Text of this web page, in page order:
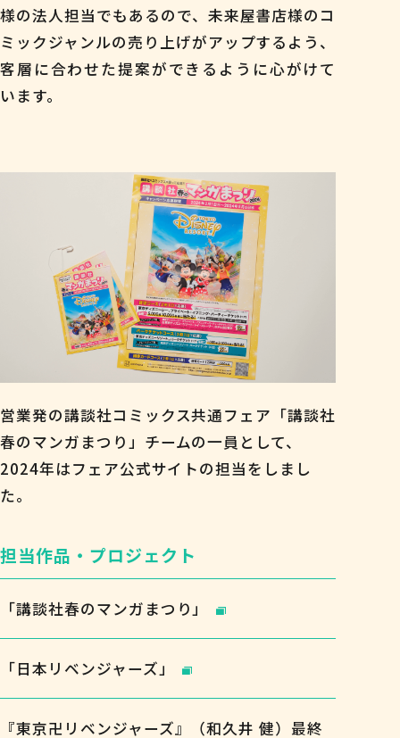
様の法人担当でもあるので、未来屋書店様のコ
ミックジャンルの売り上げがアップするよう、
客層に合わせた提案ができるように心がけて
います。
営業発の講談社コミックス共通フェア「講談社
春のマンガまつり」チームの一員として、
2024年はフェア公式サイトの担当をしまし
た。
担当作品・プロジェクト
「講談社春のマンガまつり」
「日本リベンジャーズ」
『東京卍リベンジャーズ』（和久井 健）最終